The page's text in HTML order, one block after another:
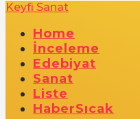
Keyfi Sanat
Home
İnceleme
Edebiyat
Sanat
Liste
HaberSıcak